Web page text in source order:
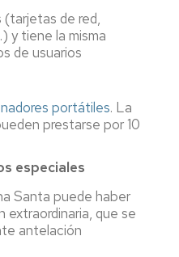
de red,
y tiene la misma
de usuarios
portátiles. La
prestarse por 10
especiales
Santa puede haber
extraordinaria, que se
antelación